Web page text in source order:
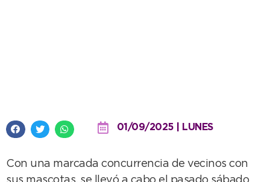
01/09/2025 | LUNES
Con una marcada concurrencia de vecinos con